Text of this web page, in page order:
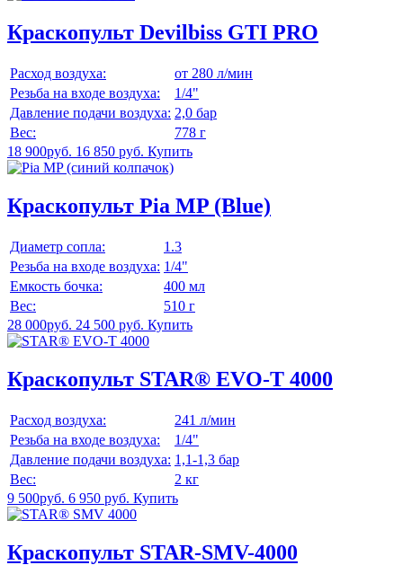
Краскопульт Devilbiss GTI PRO
Расход воздуха:
от 280 л/мин
Резьба на входе воздуха:
1/4"
Давление подачи воздуха: 2,0 бар
Вес:
778 г
18 900руб. 16 850 руб. Купить
Краскопульт Pia MP (Blue)
Диаметр сопла:
1.3
Резьба на входе воздуха: 1/4"
Емкость бочка:
400 мл
Вес:
510 г
28 000руб. 24 500 руб. Купить
Краскопульт STAR® EVO-T 4000
Расход воздуха:
241 л/мин
Резьба на входе воздуха:
1/4"
Давление подачи воздуха: 1,1-1,3 бар
Вес:
2 кг
9 500руб. 6 950 руб. Купить
Краскопульт STAR-SMV-4000